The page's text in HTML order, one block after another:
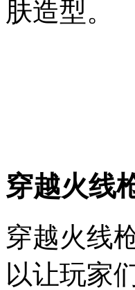
肤造型。
穿越火线
穿越火线
以让玩家